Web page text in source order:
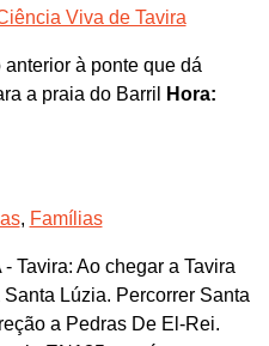
Viva de Tavira
à ponte que dá
a praia do Barril
Hora:
, Famílias
Tavira: Ao chegar a Tavira
Lúzia. Percorrer Santa
a Pedras De El-Rei.